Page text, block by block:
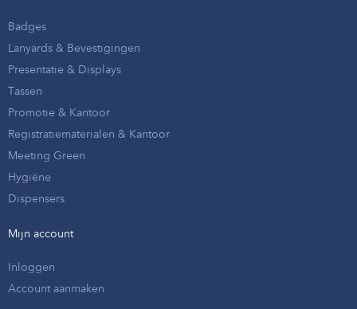
Badges
Lanyards & Bevestigingen
Presentatie & Displays
Tassen
Promotie & Kantoor
Registratiematerialen & Kantoor
Meeting Green
Hygiëne
Dispensers
Mijn account
Inloggen
Account aanmaken